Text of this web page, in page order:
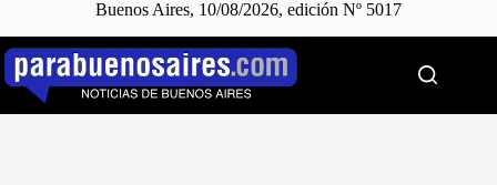
Buenos Aires, 10/08/2026, edición Nº 5017
Saltar
contenido